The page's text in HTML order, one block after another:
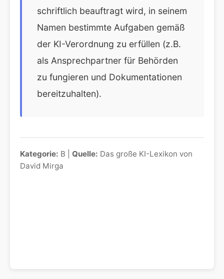
schriftlich beauftragt wird, in seinem
Namen bestimmte Aufgaben gemäß
der KI-Verordnung zu erfüllen (z.B.
als Ansprechpartner für Behörden
zu fungieren und Dokumentationen
bereitzuhalten).
Kategorie: B | Quelle: Das große KI-Lexikon von
David Mirga